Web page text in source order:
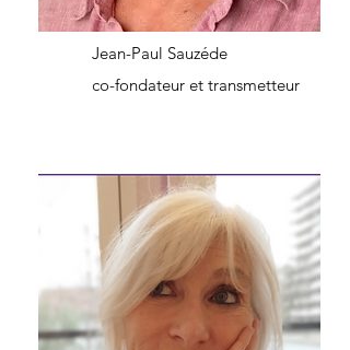
Jean-Paul Sauzéde
co-fondateur et transmetteur